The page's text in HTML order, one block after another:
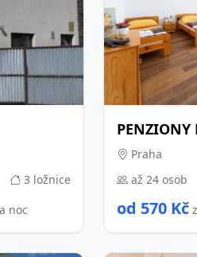
3 ložnice
noc
PENZIONY
Praha
až 24 osob
od 570 Kč